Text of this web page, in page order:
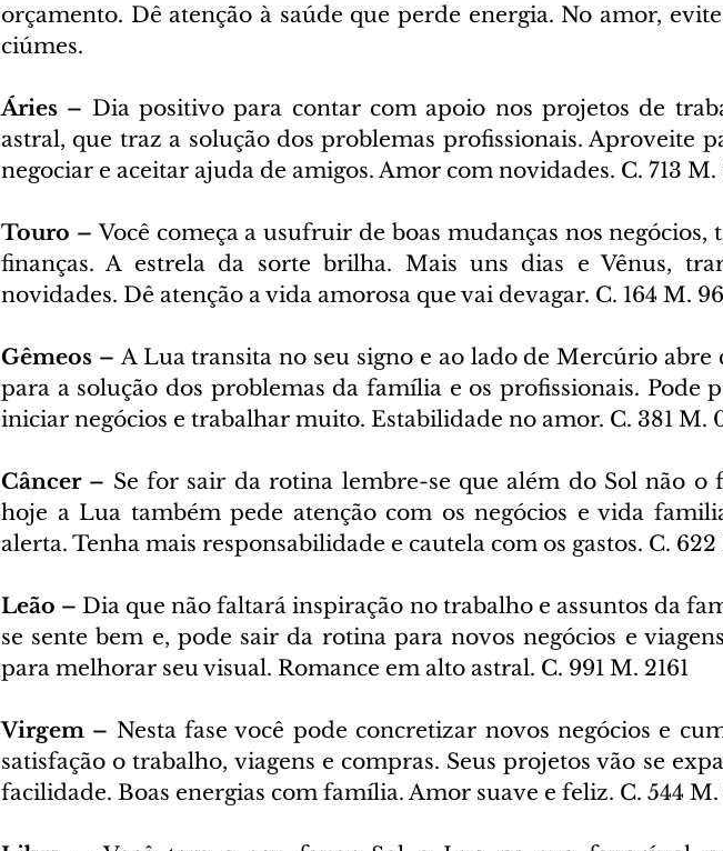
orçamento. Dê atenção à saúde que perde energia. No amor,
ciúmes.
Áries – Dia positivo para contar com apoio nos projetos de
astral, que traz a solução dos problemas profissionais. Aproveite
negociar e aceitar ajuda de amigos. Amor com novidades. C. 713 M.
Touro – Você começa a usufruir de boas mudanças nos negócios,
finanças. A estrela da sorte brilha. Mais uns dias e Vênus,
novidades. Dê atenção a vida amorosa que vai devagar. C. 164 M.
Gêmeos – A Lua transita no seu signo e ao lado de Mercúrio abre
para a solução dos problemas da família e os profissionais. Pode
iniciar negócios e trabalhar muito. Estabilidade no amor. C. 381 M.
Câncer – Se for sair da rotina lembre-se que além do Sol não o
hoje a Lua também pede atenção com os negócios e vida
alerta. Tenha mais responsabilidade e cautela com os gastos. C. 622
Leão – Dia que não faltará inspiração no trabalho e assuntos da
se sente bem e, pode sair da rotina para novos negócios e
para melhorar seu visual. Romance em alto astral. C. 991 M. 2161
Virgem – Nesta fase você pode concretizar novos negócios e
satisfação o trabalho, viagens e compras. Seus projetos vão se
facilidade. Boas energias com família. Amor suave e feliz. C. 544 M.